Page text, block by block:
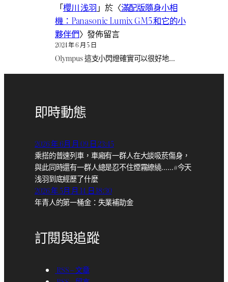
「櫻川 浅羽 」於〈滿配版隨身小相
機：Panasonic Lumix GM5 和它的小
夥伴們〉發佈留言
2024 年 6 月 5 日
Olympus 這支小閃燈確實可以很好地…
即時動態
2026 年 6月 月 09 日 23:45
乘搭的普速列車，車廂有一群人在大談吸菸傷身，
與此同時還有一群人總是忍不住煙霧繚繞……#今天
浅羽到底經歷了什麼
2026 年 5月 月 14 日 18:30
年青人的第一桶金：失業補助金
訂閱與追蹤
RSS – 文章